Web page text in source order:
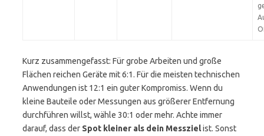
Kurz zusammengefasst: Für grobe Arbeiten und große
Flächen reichen Geräte mit 6:1. Für die meisten technischen
Anwendungen ist 12:1 ein guter Kompromiss. Wenn du
kleine Bauteile oder Messungen aus größerer Entfernung
durchführen willst, wähle 30:1 oder mehr. Achte immer
darauf, dass der Spot kleiner als dein Messzielist. Sonst